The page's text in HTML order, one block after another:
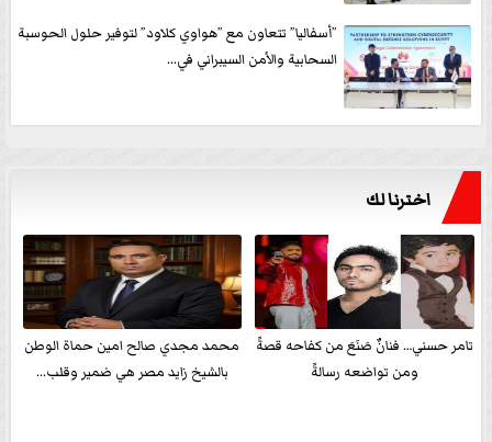
”أسفاليا” تتعاون مع ”هواوي كلاود” لتوفير حلول الحوسبة
السحابية والأمن السيبراني في...
اخترنا لك
تامر حسني… فنانٌ صَنَعَ من كفاحه قصةً
ومن تواضعه رسالةً
محمد مجدي صالح امين حماة الوطن
بالشيخ زايد مصر هي ضمير وقلب...